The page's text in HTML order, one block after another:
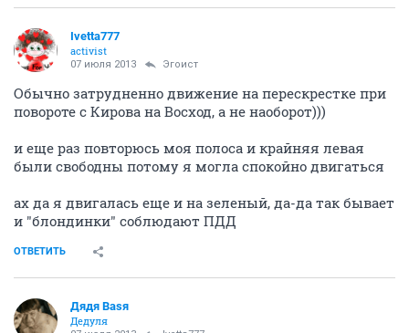
Ivetta777
activist
07 июля 2013 Эгоист
Обычно затрудненно движение на перескрестке при
повороте с Кирова на Восход, а не наоборот)))
и еще раз повторюсь моя полоса и крайняя левая
были свободны потому я могла спокойно двигаться
ах да я двигалась еще и на зеленый, да-да так бывает
и "блондинки" соблюдают ПДД
ОТВЕТИТЬ
Дядя Ваsя
Дедуля